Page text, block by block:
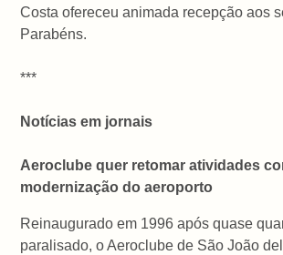
Costa ofereceu animada recepção aos
Parabéns.
***
Notícias em jornais
Aeroclube quer retomar atividades
modernização do aeroporto
Reinaugurado em 1996 após quase
paralisado, o Aeroclube de São João